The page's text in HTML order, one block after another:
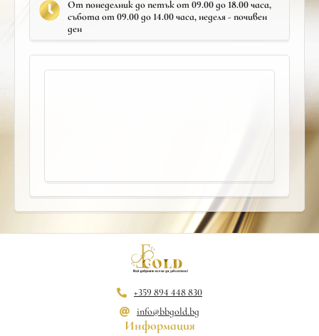
От понеделник до петък от 09.00 до 18.00 часа,
събота от 09.00 до 14.00 часа, неделя - почивен
ден
+359 894 448 830
info@bbgold.bg
Информация